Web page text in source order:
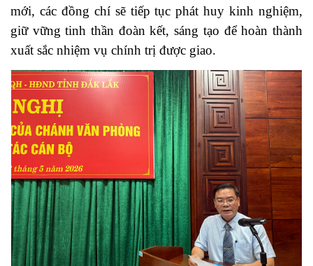
mới, các đồng chí sẽ tiếp tục phát huy kinh nghiệm,
giữ vững tinh thần đoàn kết, sáng tạo để hoàn thành
xuất sắc nhiệm vụ chính trị được giao.